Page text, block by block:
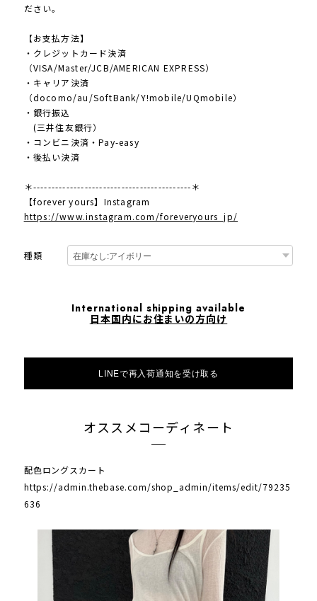
ださい。
【お支払方法】
・クレジットカード決済
（VISA/Master/JCB/AMERICAN EXPRESS）
・キャリア決済
（docomo/au/SoftBank/Y!mobile/UQmobile）
・銀行振込
(三井住友銀行）
・コンビニ決済・Pay-easy
・後払い決済
＊-------------------------------------------＊
【forever yours】Instagram
https://www.instagram.com/foreveryours_jp/
種類
International shipping available
日本国内にお住まいの方向け
LINEで再入荷通知を受け取る
オススメコーディネート
配色ロングスカート
https://admin.thebase.com/shop_admin/items/edit/79235
636